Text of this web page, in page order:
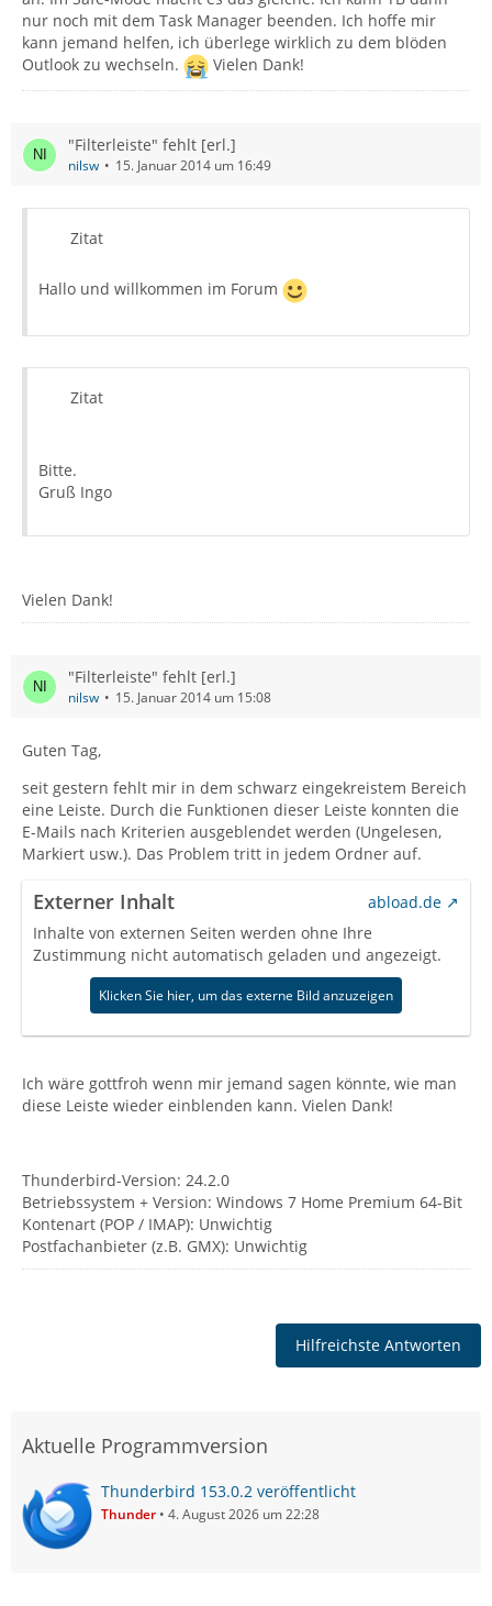
nur noch mit dem Task Manager beenden. Ich hoffe mir
kann jemand helfen, ich überlege wirklich zu dem blöden
Outlook zu wechseln.
Vielen Dank!
"Filterleiste" fehlt [erl.]
nilsw 15. Januar 2014 um 16:49
Zitat
Hallo und willkommen im Forum
Zitat
Bitte.
Gruß Ingo
Vielen Dank!
"Filterleiste" fehlt [erl.]
nilsw 15. Januar 2014 um 15:08
Guten Tag,
seit gestern fehlt mir in dem schwarz eingekreistem Bereich
eine Leiste. Durch die Funktionen dieser Leiste konnten die
E-Mails nach Kriterien ausgeblendet werden (Ungelesen,
Markiert usw.). Das Problem tritt in jedem Ordner auf.
Externer Inhalt
abload.de
Inhalte von externen Seiten werden ohne Ihre
Zustimmung nicht automatisch geladen und angezeigt.
Klicken Sie hier, um das externe Bild anzuzeigen
Ich wäre gottfroh wenn mir jemand sagen könnte, wie man
diese Leiste wieder einblenden kann. Vielen Dank!
Thunderbird-Version: 24.2.0
Betriebssystem + Version: Windows 7 Home Premium 64-Bit
Kontenart (POP / IMAP): Unwichtig
Postfachanbieter (z.B. GMX): Unwichtig
Hilfreichste Antworten
Aktuelle Programmversion
Thunderbird 153.0.2 veröffentlicht
Thunder 4. August 2026 um 22:28